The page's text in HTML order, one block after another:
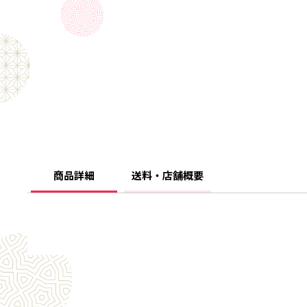
商品詳細 送料・店舗概要